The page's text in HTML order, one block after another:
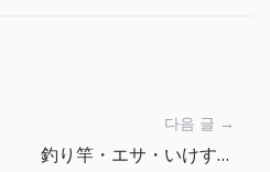
다음 글 →
釣り竿・エサ・いけすで考える『ザ・ビッグワン』装備ガイド